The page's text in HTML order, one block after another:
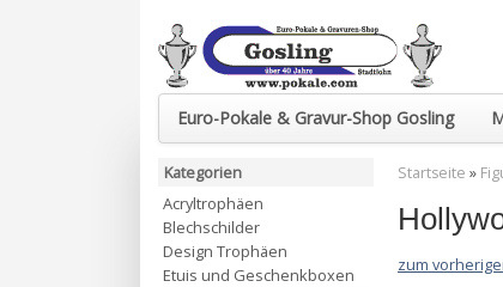
Euro-Pokale & Gravur-Shop Gosling
Startseite »
zum
Kategorien
Acryltrophäen
Blechschilder
Design Trophäen
Etuis und Geschenkboxen